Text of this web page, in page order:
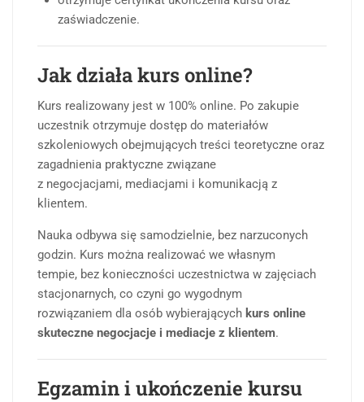
zaświadczenie.
Jak działa kurs online?
Kurs realizowany jest w 100% online. Po zakupie
uczestnik otrzymuje dostęp do materiałów
szkoleniowych obejmujących treści teoretyczne oraz
zagadnienia praktyczne związane
z negocjacjami, mediacjami i komunikacją z
klientem.
Nauka odbywa się samodzielnie, bez narzuconych
godzin. Kurs można realizować we własnym
tempie, bez konieczności uczestnictwa w zajęciach
stacjonarnych, co czyni go wygodnym
rozwiązaniem dla osób wybierających kurs online
skuteczne negocjacje i mediacje z klientem.
Egzamin i ukończenie kursu